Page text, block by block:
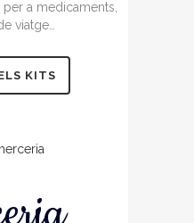
per a medicaments,
viatge…
KITS